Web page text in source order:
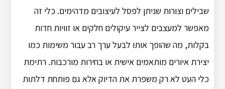
שבילים וצורות שניתן לפסל לעיצובים מדהימים. כלי זה
מאפשר למעצבים לצייר עיקולים חלקים או זוויות חדות
בקלות, מה שהופך אותו לבעל ערך רב עבור משימות כמו
יצירת איורים מותאמים אישית או בחירות מורכבות. רתימת
כלי העט לא רק משפרת את הדיוק אלא גם פותחת דלתות